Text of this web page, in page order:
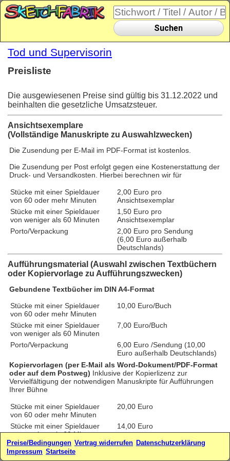
Suchen
Tod und Supervisorin
Preisliste
Die ausgewiesenen Preise sind gültig bis 31.12.2022 und
beinhalten die gesetzliche Umsatzsteuer.
Ansichtsexemplare
(Vollständige Manuskripte zu Auswahlzwecken)
Die Zusendung per E-Mail im PDF-Format ist kostenlos.
Die Zusendung per Post erfolgt gegen eine Kostenerstattung der
Druck- und Versandkosten. Hierbei berechnen wir für
Stücke mit einer Spieldauer
von 60 oder mehr Minuten
2,00 Euro pro
Ansichtsexemplar
Stücke mit einer Spieldauer
von weniger als 60 Minuten
1,50 Euro pro
Ansichtsexemplar
Porto/Verpackung
2,00 Euro pro Sendung
(6,00 Euro außerhalb
Deutschlands)
Aufführungsmaterial (Auswahl zwischen Textbüchern
oder Kopiervorlage zu Aufführungszwecken)
Gebundene Textbücher im DIN A4-Format
Stücke mit einer Spieldauer
von 60 oder mehr Minuten
10,00 Euro/Buch
Stücke mit einer Spieldauer
von weniger als 60 Minuten
7,00 Euro/Buch
Porto/Verpackung
6,00 Euro /Sendung (10,00
Euro außerhalb Deutschlands)
Kopiervorlagen (per E-Mail als Word-Dokument/PDF-Format
oder auf dem Postweg) Inklusive der Kopierlizenz zur
Vervielfältigung der notwendigen Manuskripte für Aufführungen
Ihrer Bühne
Stücke mit einer Spieldauer
von 60 oder mehr Minuten
20,00 Euro
Stücke mit einer Spieldauer
von weniger als 60 Minuten
14,00 Euro
zzgl. Porto/Verpackung für
Kopiervorlagen per Post
2,00 Euro/Sendung (4,00 Euro
Preise/Bedingungen Vertrag widerrufen Datenschutzerklärung
Impressum Startseite